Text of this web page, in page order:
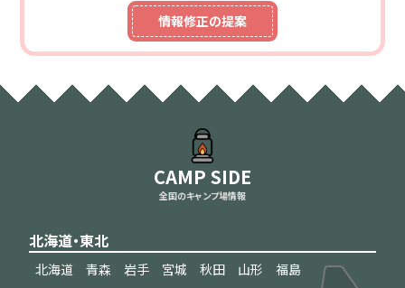
情報修正の提案
CAMP SIDE
全国のキャンプ場情報
北海道・東北
北海道 青森 岩手 宮城 秋田 山形 福島